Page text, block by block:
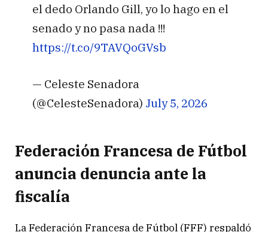
el dedo Orlando Gill, yo lo hago en el
senado y no pasa nada !!!
https://t.co/9TAVQoGVsb
— Celeste Senadora
(@CelesteSenadora) July 5, 2026
Federación Francesa de Fútbol
anuncia denuncia ante la
fiscalía
La Federación Francesa de Fútbol (FFF) respaldó